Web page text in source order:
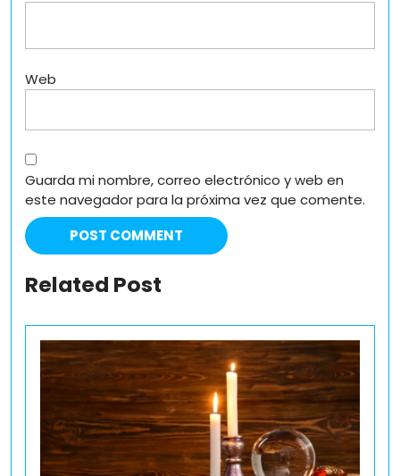
Web
Guarda mi nombre, correo electrónico y web en
este navegador para la próxima vez que comente.
Related Post